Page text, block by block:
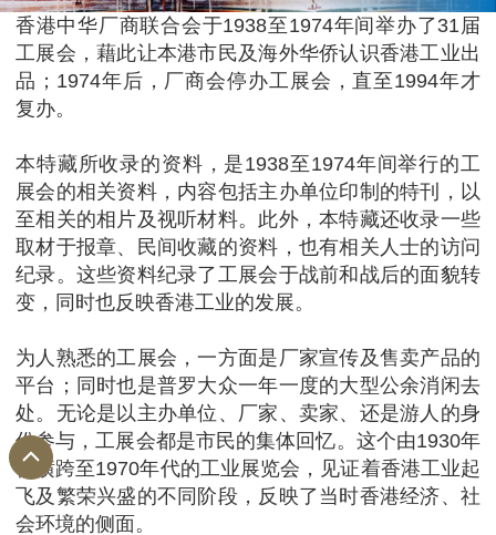
香港中华厂商联合会于1938至1974年间举办了31届
工展会，藉此让本港市民及海外华侨认识香港工业出
品；1974年后，厂商会停办工展会，直至1994年才
复办。
本特藏所收录的资料，是1938至1974年间举行的工
展会的相关资料，内容包括主办单位印制的特刊，以
至相关的相片及视听材料。此外，本特藏还收录一些
取材于报章、民间收藏的资料，也有相关人士的访问
纪录。这些资料纪录了工展会于战前和战后的面貌转
变，同时也反映香港工业的发展。
为人熟悉的工展会，一方面是厂家宣传及售卖产品的
平台；同时也是普罗大众一年一度的大型公余消闲去
处。无论是以主办单位、厂家、卖家、还是游人的身
份参与，工展会都是市民的集体回忆。这个由1930年
代横跨至1970年代的工业展览会，见证着香港工业起
飞及繁荣兴盛的不同阶段，反映了当时香港经济、社
会环境的侧面。